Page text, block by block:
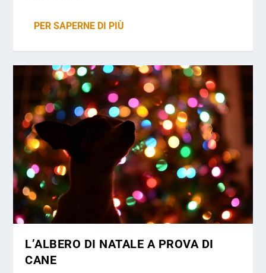
PER SAPERNE DI PIÙ
L’ALBERO DI NATALE A PROVA DI
CANE